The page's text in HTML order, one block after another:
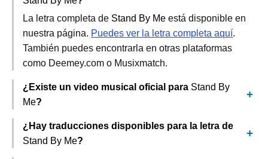
La letra completa de Stand By Me está disponible en
nuestra página. Puedes ver la letra completa aquí.
También puedes encontrarla en otras plataformas
como Deemey.com o Musixmatch.
¿Existe un video musical oficial para Stand By
Me?
¿Hay traducciones disponibles para la letra de
Stand By Me?